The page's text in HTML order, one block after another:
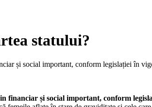
statului?
și social important, conform legislației în
financiar și social important, conform